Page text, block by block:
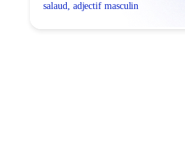
salaud, adjectif masculin